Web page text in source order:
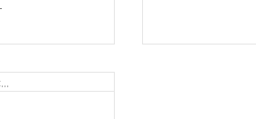
Цена